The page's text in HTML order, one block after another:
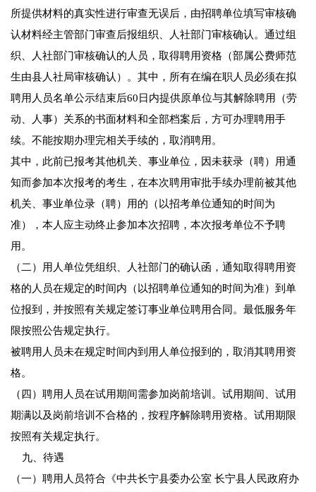
所提供材料的真实性进行审查无误后，由招聘单位填写审核确
认材料经主管部门审查后报组织、人社部门审核确认。通过组
织、人社部门审核确认的人员，取得聘用资格（部属公费师范
生由县人社局审核确认）。其中，所有在编在职人员必须在拟
聘用人员名单公示结束后60日内提供原单位与其解除聘用（劳
动、人事）关系的书面材料和全部档案后，方可办理聘用手
续。不能按期办理完相关手续的，取消聘用。
其中，此前已报考其他机关、事业单位，因未获录（聘）用通
知而参加本次报考的考生，在本次聘用审批手续办理前被其他
机关、事业单位录（聘）用的（以招考单位通知的时间为
准），本人应主动终止参加本次招聘，本次报考单位不予聘
用。
（二）用人单位凭组织、人社部门的确认函，通知取得聘用资
格的人员在规定的时间内（以招聘单位通知的时间为准）到单
位报到，并按照有关规定签订事业单位聘用合同。最低服务年
限按照公告规定执行。
被聘用人员未在规定时间内到用人单位报到的，取消其聘用资
格。
（四）聘用人员在试用期间需参加岗前培训。试用期间、试用
期满以及岗前培训不合格的，按程序解除聘用资格。试用期限
按照有关规定执行。
九、待遇
（一）聘用人员符合《中共长宁县委办公室 长宁县人民政府办